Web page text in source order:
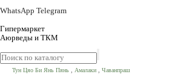
WhatsApp Telegram
Гипермаркет
Аюрведы и ТКМ
Тун Цяо Би Янь Пянь Амалаки Чаванпраш